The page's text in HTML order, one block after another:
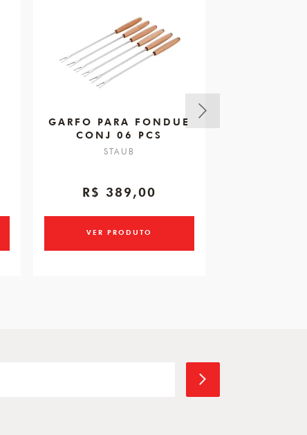
GARFO PARA FONDUE
CONJ 06 PCS
STAUB
R$ 389,00
VER PRODUTO